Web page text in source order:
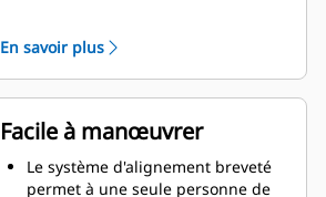
Obtenez les pinces les plus
appropriées à vos applications.
Avec trois configurations de dents,
sélectionnez la meilleure option,
entre un appareil de préhension
large ou étroit, ou des temps de
fermeture plus courts pour le repli
En savoir plus
Facile à manœuvrer
Le système d'alignement breveté
permet à une seule personne de